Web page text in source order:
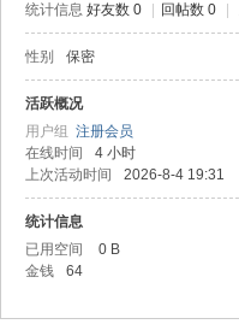
统计信息 好友数 0 回帖数 0
性别 保密
活跃概况
用户组 注册会员
在线时间
4 小时
上次活动时间
2026-8-4 19:31
统计信息
已用空间
0 B
金钱
64